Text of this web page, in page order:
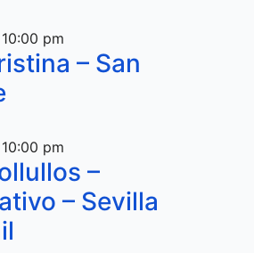
10:00 pm
– San
10:00 pm
–
– Sevilla